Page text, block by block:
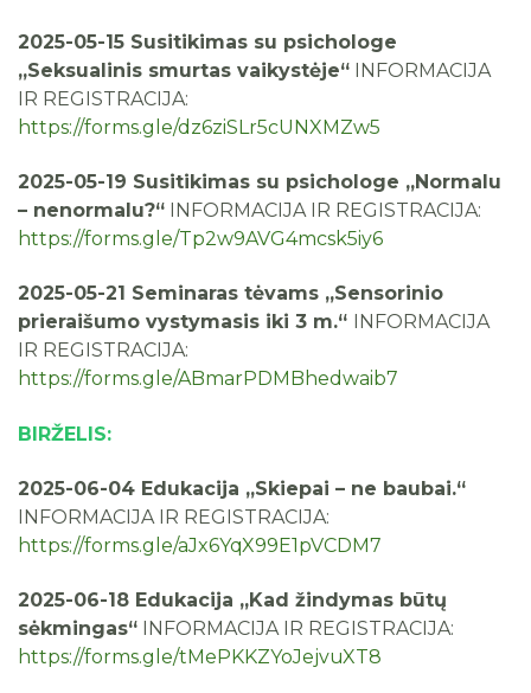
2025-05-15 Susitikimas su psichologe
„Seksualinis smurtas vaikystėje“ INFORMACIJA
IR REGISTRACIJA:
https://forms.gle/dz6ziSLr5cUNXMZw5
2025-05-19 Susitikimas su psichologe „Normalu
– nenormalu?“ INFORMACIJA IR REGISTRACIJA:
https://forms.gle/Tp2w9AVG4mcsk5iy6
2025-05-21 Seminaras tėvams „Sensorinio
prieraišumo vystymasis iki 3 m.“
INFORMACIJA
IR REGISTRACIJA:
https://forms.gle/ABmarPDMBhedwaib7
BIRŽELIS:
2025-06-04 Edukacija „Skiepai – ne baubai.“
INFORMACIJA IR REGISTRACIJA:
https://forms.gle/aJx6YqX99E1pVCDM7
2025-06-18 Edukacija „Kad žindymas būtų
sėkmingas“ INFORMACIJA IR REGISTRACIJA:
https://forms.gle/tMePKKZYoJejvuXT8